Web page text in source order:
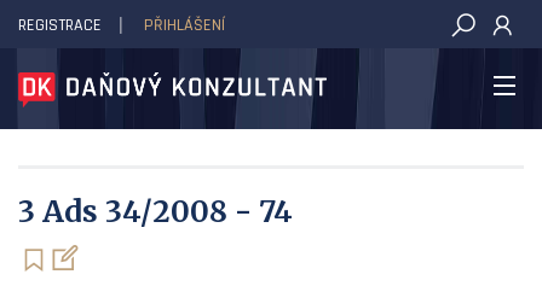
DAŇOVÝ KONZULTANT
REGISTRACE PŘIHLÁŠENÍ
3 Ads 34/2008 - 74